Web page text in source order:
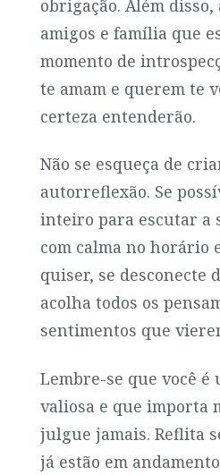
obrigação. Além
amigos e família que
momento de
te amam e querem te
certeza entenderão.
Não se esqueça de
autorreflexão. Se
inteiro para escutar a
com calma no horário
quiser, se desconecte
acolha todos os
sentimentos que
Lembre-se que você é
valiosa e que importa
julgue jamais. Reflita
já estão em